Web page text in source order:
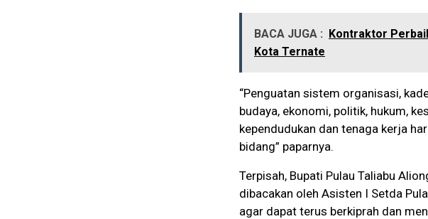
BACA JUGA : Kontraktor
Kota Ternate
“Penguatan sistem organisasi,
budaya, ekonomi, politik, hukum,
kependudukan dan tenaga kerja
bidang” paparnya.
Terpisah, Bupati Pulau Taliabu
dibacakan oleh Asisten I Setda
agar dapat terus berkiprah dan